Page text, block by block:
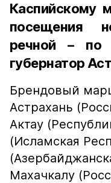
Каспийскому
посещения
речной – по
губернатор
Брендовый
Астрахань
Актау
(Исламская
Махачкалу